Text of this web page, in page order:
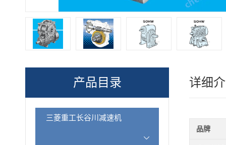
产品目录
三菱重工长谷川减速机
详细
品牌